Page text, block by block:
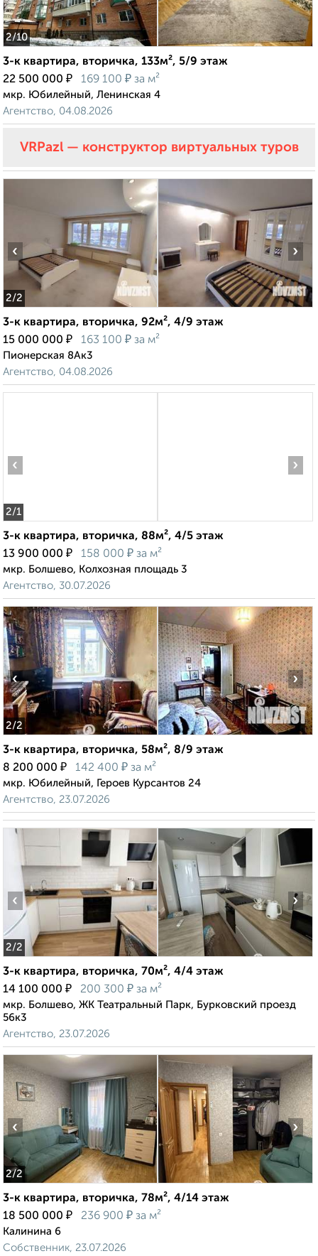
2/10
3-к квартира, вторичка, 133м², 5/9 этаж
22 500 000 ₽ 169 100 ₽ за м²
мкр. Юбилейный, Ленинская 4
Агентство, 04.08.2026
VRPazl — конструктор виртуальных туров
2/2
‹ ›
3-к квартира, вторичка, 92м², 4/9 этаж
15 000 000 ₽ 163 100 ₽ за м²
Пионерская 8Ак3
Агентство, 04.08.2026
2/1
‹ ›
3-к квартира, вторичка, 88м², 4/5 этаж
13 900 000 ₽ 158 000 ₽ за м²
мкр. Болшево, Колхозная площадь 3
Агентство, 30.07.2026
2/2
‹ ›
3-к квартира, вторичка, 58м², 8/9 этаж
8 200 000 ₽ 142 400 ₽ за м²
мкр. Юбилейный, Героев Курсантов 24
Агентство, 23.07.2026
2/2
‹ ›
3-к квартира, вторичка, 70м², 4/4 этаж
14 100 000 ₽ 200 300 ₽ за м²
мкр. Болшево, ЖК Театральный Парк, Бурковский проезд
56к3
Агентство, 23.07.2026
2/2
‹ ›
3-к квартира, вторичка, 78м², 4/14 этаж
18 500 000 ₽ 236 900 ₽ за м²
Калинина 6
Собственник, 23.07.2026